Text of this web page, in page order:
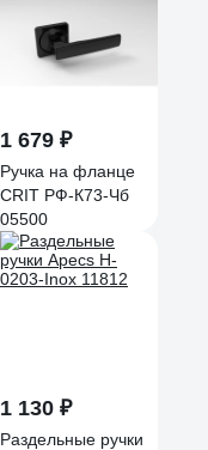
1 679 ₽
Ручка на фланце
CRIT РФ-К73-Чб
05500
1 130 ₽
Раздельные ручки